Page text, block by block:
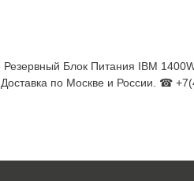
Блок Питания IBM
по Москве и России. ☎